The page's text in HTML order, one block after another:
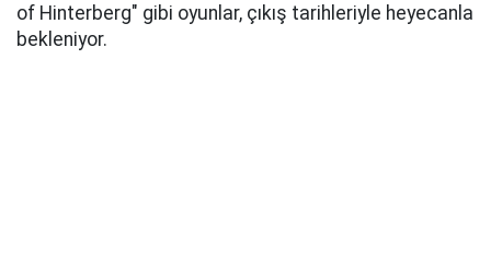
of Hinterberg" gibi oyunlar, çıkış tarihleriyle heyecanla
bekleniyor.